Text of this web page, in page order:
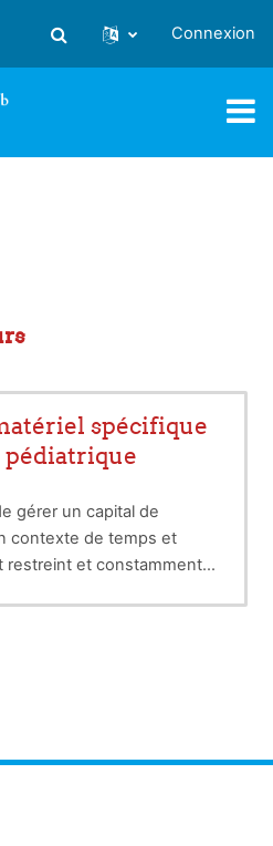
Activer/désactiver la saisie
Connexion
spécifique
gérer un capital de
contexte de temps et
restreint et constamment